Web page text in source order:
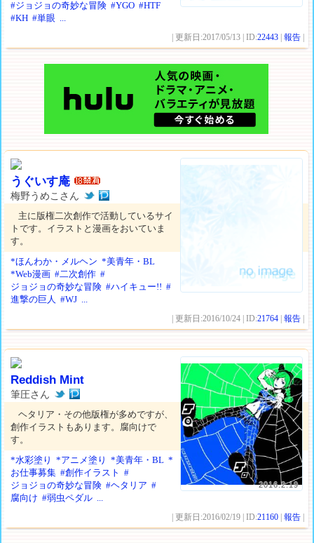
#ジョジョの奇妙な冒険 #YGO #HTF
#KH #単眼 ...
| 更新日:2017/05/13 | ID:22443 |報告
うぐいす庵
梅野うめこさん
主に版権二次創作で活動しているサイ
トです。イラストと漫画をおいていま
す。
*ほんわか・メルヘン *美青年・BL
*Web漫画 #二次創作 #
ジョジョの奇妙な冒険 #ハイキュー!! #
進撃の巨人 #WJ ...
| 更新日:2016/10/24 | ID:21764 |報告
2016.2.19
Reddish Mint
筆圧さん
ヘタリア・その他版権が多めですが、
創作イラストもあります。腐向けで
す。
*水彩塗り
*アニメ塗り *美青年・BL *
お仕事募集 #創作イラスト
#
ジョジョの奇妙な冒険 #ヘタリア #
腐向け #弱虫ペダル ...
| 更新日:2016/02/19 | ID:21160 |報告